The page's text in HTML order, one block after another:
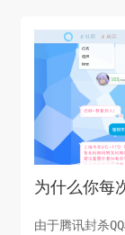
为什么你每
由于腾讯封杀